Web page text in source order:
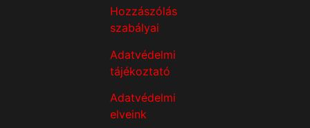
Hozzászólás
szabályai
Adatvédelmi
tájékoztató
Adatvédelmi
elveink